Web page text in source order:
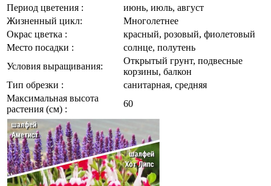
Период цветения :
июнь, июль, август
Жизненный цикл:
Многолетнее
Окрас цветка :
красный, розовый, фиолетовый
Место посадки :
солнце, полутень
Условия выращивания:
Открытый грунт, подвесные
корзины, балкон
Тип обрезки :
санитарная, средняя
Максимальная высота
растения (см) :
60